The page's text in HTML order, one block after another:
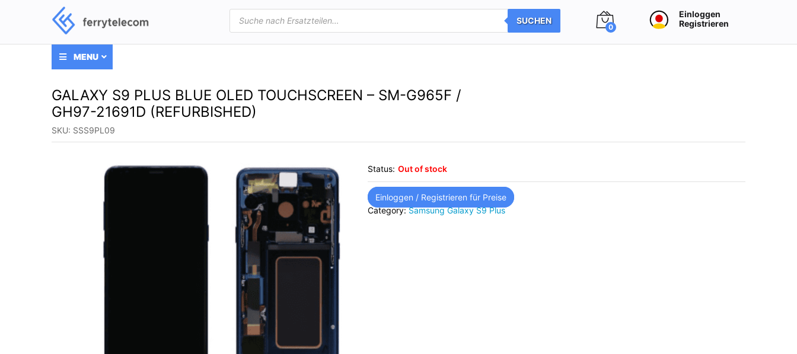
Products
search
SUCHEN
0
Einloggen
Registrieren
MENU
GALAXY S9 PLUS BLUE OLED TOUCHSCREEN – SM-G965F /
GH97-21691D (REFURBISHED)
SKU: SSS9PL09
Status: Out of stock
Einloggen / Registrieren für Preise
Category:Samsung Galaxy S9 Plus